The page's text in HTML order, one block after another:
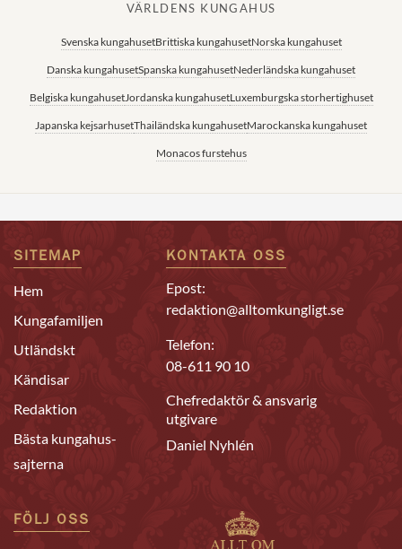
VÄRLDENS KUNGAHUS
Svenska kungahusetBrittiska kungahusetNorska kungahuset
Danska kungahusetSpanska kungahusetNederländska kungahuset
Belgiska kungahusetJordanska kungahusetLuxemburgska storhertighuset
Japanska kejsarhusetThailändska kungahusetMarockanska kungahuset
Monacos furstehus
SITEMAP
Hem
Kungafamiljen
Utländskt
Kändisar
Redaktion
Bästa kungahus-
sajterna
KONTAKTA OSS
Epost:
redaktion@alltomkungligt.se
Telefon:
08-611 90 10
Chefredaktör & ansvarig
utgivare
Daniel Nyhlén
FÖLJ OSS